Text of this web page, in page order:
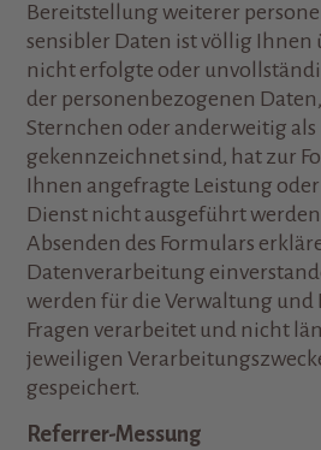
Bereitstellung weiterer
sensibler Daten ist völlig Ihnen
nicht erfolgte oder
der personenbezogenen
Sternchen oder anderweitig
gekennzeichnet sind, hat zur
Ihnen angefragte Leistung
Dienst nicht ausgeführt
Absenden des Formulars
Datenverarbeitung
werden für die Verwaltung
Fragen verarbeitet und nicht
jeweiligen
gespeichert.
Referrer-Messung